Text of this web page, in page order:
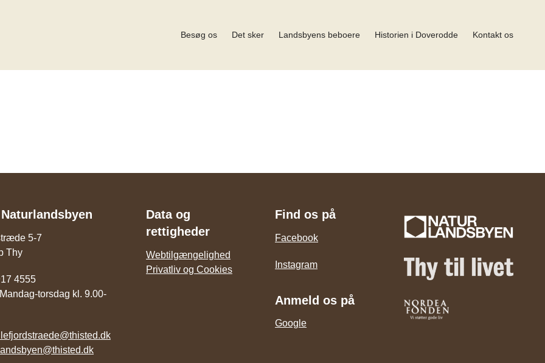
Besøg os Det sker Landsbyens beboere Historien i Doverodde Kontakt os
5-7
Thy
4555
torsdag kl. 9.00-
Data og
rettigheder
Webtilgængelighed
Privatliv og Cookies
Find os på
Facebook
Instagram
Anmeld os på
Google